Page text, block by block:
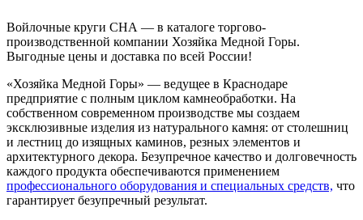
Войлочные круги CHA — в каталоге торгово-
производственной компании Хозяйка Медной Горы.
Выгодные цены и доставка по всей России!
«Хозяйка Медной Горы» — ведущее в Краснодаре
предприятие с полным циклом камнеобработки. На
собственном современном производстве мы создаем
эксклюзивные изделия из натурального камня: от столешниц
и лестниц до изящных каминов, резных элементов и
архитектурного декора. Безупречное качество и долговечность
каждого продукта обеспечиваются применением
профессионального оборудования и специальных средств, что
гарантирует безупречный результат.